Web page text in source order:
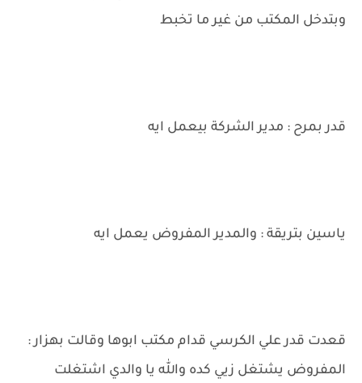
وبتدخل المكتب من غير ما تخبط
قدر بمرح : مدير الشركة بيعمل ايه
ياسين بتريقة : والمدير المفروض يعمل ايه
قعدت قدر علي الكرسي قدام مكتب ابوها وقالت بهزار :
المفروض يشتغل زيي كده والله يا والدي اشتغلت